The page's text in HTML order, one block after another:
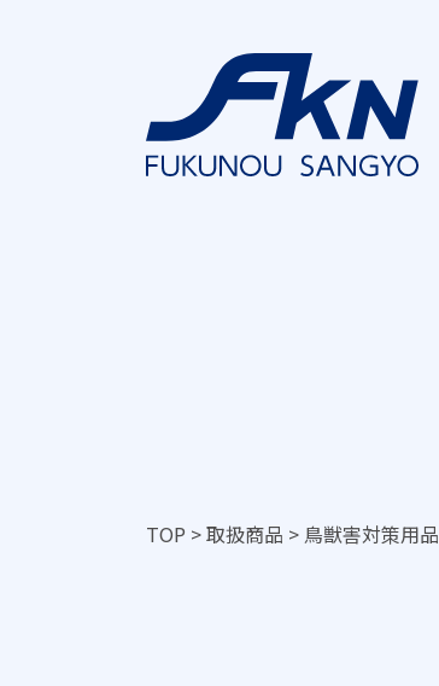
TOP >取扱商品 > 鳥獣害対策用品